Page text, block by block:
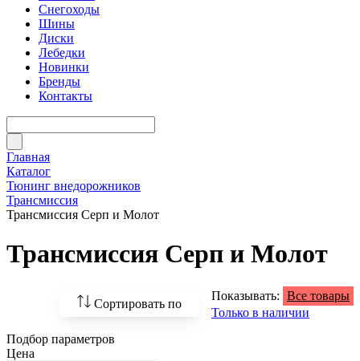
Снегоходы
Шины
Диски
Лебедки
Новинки
Бренды
Контакты
Главная
Каталог
Тюнинг внедорожников
Трансмиссия
Трансмиссия Серп и Молот
Трансмиссия Серп и Молот
Сортировать по
По возрастанию
Показывать: Все товары
Только в наличии
Подбор параметров
Цена